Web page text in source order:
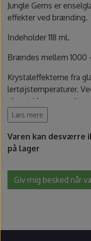
Lerruller,
Gips,
Jungle Gems er
effekter ved brænding.
Indeholder 118 ml.
Brændes mellem 1000
Krystaleffekterne fra
lertøjstemperaturer.
glasstykkerne smelte
de ønskede effekter.
information.
Mayco klassificerer
lertøjstemperatur. Ved
Jungle Gems både
Sikkerhedsdatablad
Læs mere
Varen kan desværre
på lager
Giv mig besked når